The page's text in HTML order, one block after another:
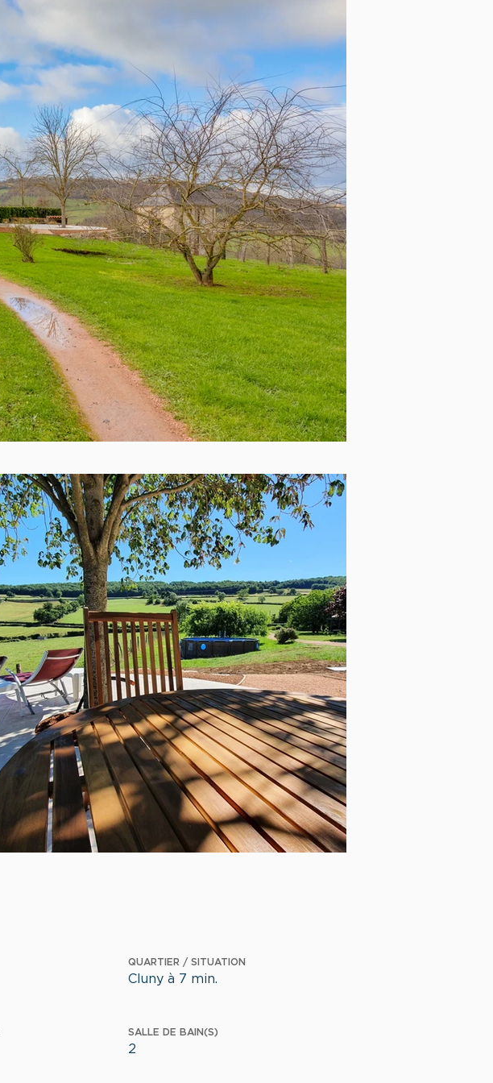
QUARTIER / SITUATION
Cluny à 7 min.
SALLE DE BAIN(S)
2